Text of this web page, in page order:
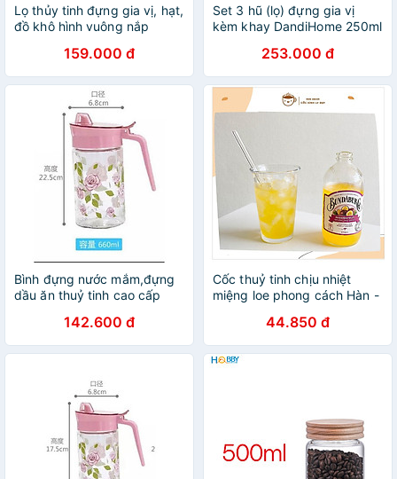
Lọ thủy tinh đựng gia vị, hạt,
đồ khô hình vuông nắp
159.000 đ
Set 3 hũ (lọ) đựng gia vị
kèm khay DandiHome 250ml
253.000 đ
Bình đựng nước mắm,đựng
dầu ăn thuỷ tinh cao cấp
142.600 đ
Cốc thuỷ tinh chịu nhiệt
miệng loe phong cách Hàn -
44.850 đ